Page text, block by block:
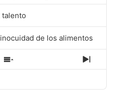
de los alimentos
Show
Episodes
Next